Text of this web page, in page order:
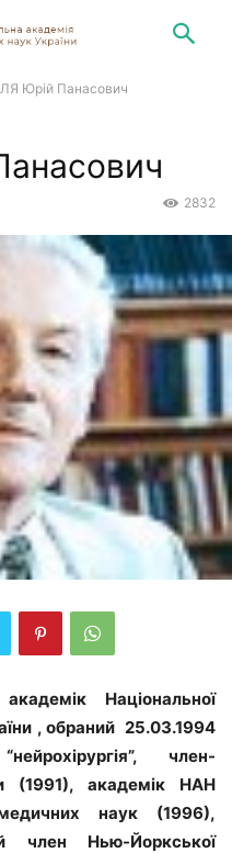
Юрій Панасович
2832
Національної
, обраний 25.03.1994
член-
(1991), академік НАН
наук (1996),
член Нью-Йоркської